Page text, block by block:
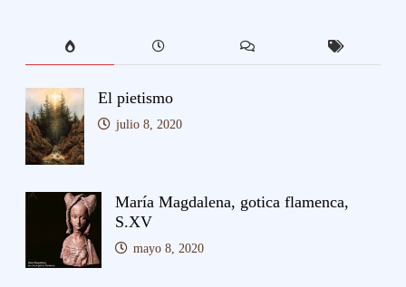
El pietismo
julio 8, 2020
María Magdalena, gotica flamenca,
S.XV
mayo 8, 2020